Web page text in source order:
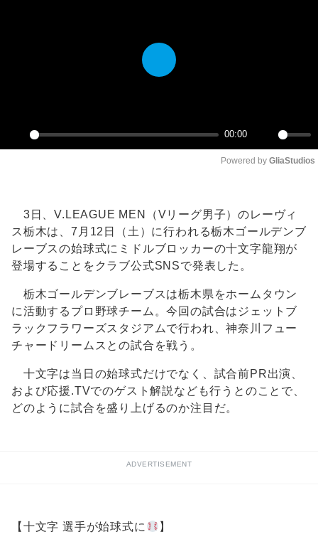
Play
00:00
Unmute
Play
Powered by GliaStudios
3日、V.LEAGUE MEN（Vリーグ男子）のレーヴィ
ス栃木は、7月12日（土）に行われる栃木ゴールデンブ
レーブスの始球式にミドルブロッカーの十文字龍翔が
登場することをクラブ公式SNSで発表した。
栃木ゴールデンブレーブスは栃木県をホームタウン
に活動するプロ野球チーム。今回の試合はジェットブ
ラックフラワーズスタジアムで行われ、神奈川フュー
チャードリームスとの試合を戦う。
十文字は当日の始球式だけでなく、試合前PR出演、
および応援.TVでのゲスト解説なども行うとのことで、
どのように試合を盛り上げるのか注目だ。
ADVERTISEMENT
【十文字 選手が始球式に 】